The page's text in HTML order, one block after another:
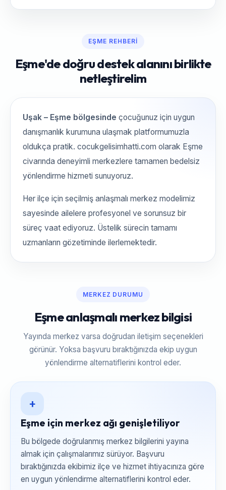
EŞME REHBERI
Eşme'de doğru destek alanını birlikte
netleştirelim
Uşak – Eşme bölgesinde çocuğunuz için uygun
danışmanlık kurumuna ulaşmak platformumuzla
oldukça pratik. cocukgelisimhatti.com olarak Eşme
civarında deneyimli merkezlere tamamen bedelsiz
yönlendirme hizmeti sunuyoruz.
Her ilçe için seçilmiş anlaşmalı merkez modelimiz
sayesinde ailelere profesyonel ve sorunsuz bir
süreç vaat ediyoruz. Üstelik sürecin tamamı
uzmanların gözetiminde ilerlemektedir.
MERKEZ DURUMU
Eşme anlaşmalı merkez bilgisi
Yayında merkez varsa doğrudan iletişim seçenekleri
görünür. Yoksa başvuru bıraktığınızda ekip uygun
yönlendirme alternatiflerini kontrol eder.
+
Eşme için merkez ağı genişletiliyor
Bu bölgede doğrulanmış merkez bilgilerini yayına
almak için çalışmalarımız sürüyor. Başvuru
bıraktığınızda ekibimiz ilçe ve hizmet ihtiyacınıza göre
en uygun yönlendirme alternatiflerini kontrol eder.